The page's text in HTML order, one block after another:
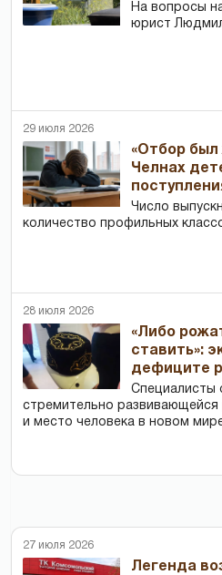
На вопросы
юрист
29 июля 2026
«Отбор был
Челнах
Число
количество профильных
28 июля 2026
«Либо
ставить»:
дефиците
Специалисты
стремительно развивающейся
и место человека в новом
27 июля 2026
Легенда